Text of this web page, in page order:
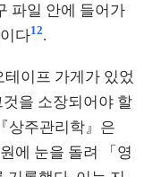
파일 안에 들어가
다12.
테이프 가게가 있었
을 소장되어야 할
상주관리학』은
에 눈을 돌려 「영